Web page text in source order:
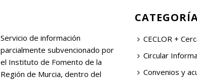
Servicio de información
parcialmente subvencionado por
el Instituto de Fomento de la
Región de Murcia, dentro del
CECLOR +
Circular
Convenios y